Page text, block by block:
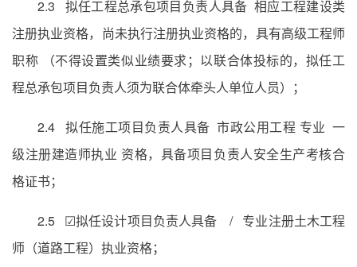
2.3 拟任工程总承包项目负责人具备 相应工程建设类
注册执业资格，尚未执行注册执业资格的，具有高级工程师
职称 （不得设置类似业绩要求；以联合体投标的，拟任工
程总承包项目负责人须为联合体牵头人单位人员）；
2.4 拟任施工项目负责人具备 市政公用工程 专业 一
级注册建造师执业 资格，具备项目负责人安全生产考核合
格证书；
2.5 ☑拟任设计项目负责人具备 / 专业注册土木工程
师（道路工程）执业资格；